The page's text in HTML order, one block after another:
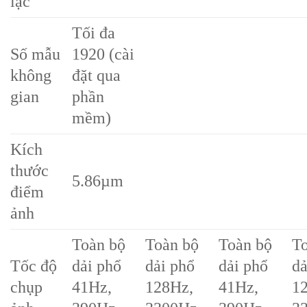
Số mẫu
không
gian
Tối đa
1920 (cài
đặt qua
phần
mềm)
Kích
thước
điểm
ảnh
5.86µm
Tốc độ
chụp
Toàn bộ
dải phổ
41Hz,
Toàn bộ
dải phổ
128Hz,
Toàn bộ
dải phổ
41Hz,